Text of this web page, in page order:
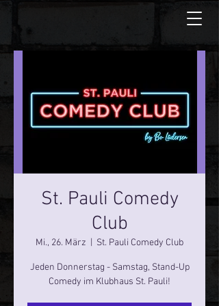
St. Pauli Comedy
Club
Mi., 26. März St. Pauli Comedy Club
Jeden Donnerstag - Samstag, Stand-Up
Comedy im Klubhaus St. Pauli!